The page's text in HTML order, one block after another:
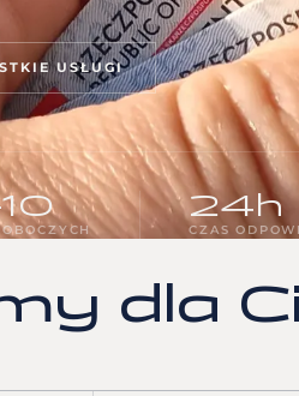
USŁUGI
24h
CZAS
dla